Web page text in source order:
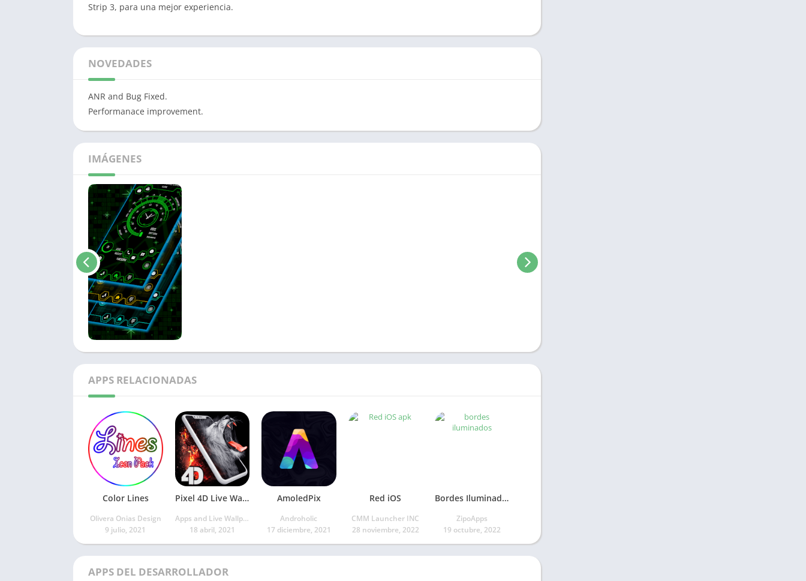
Strip 3, para una mejor experiencia.
NOVEDADES
ANR and Bug Fixed.
Performanace improvement.
IMÁGENES
APPS RELACIONADAS
Color Lines
Olivera Onias Design
9 julio, 2021
Pixel 4D Live Wallpapers
Apps and Live Wallpapers by HelectronSoft
18 abril, 2021
AmoledPix
Androholic
17 diciembre, 2021
Red iOS
CMM Launcher INC
28 noviembre, 2022
Bordes Iluminados
ZipoApps
19 octubre, 2022
APPS DEL DESARROLLADOR